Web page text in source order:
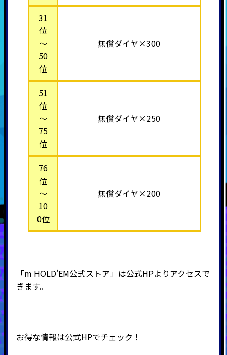
31
位
～
50
位
無償ダイヤ×300
51
位
～
75
位
無償ダイヤ×250
76
位
～
10
0位
無償ダイヤ×200
「m HOLD'EM公式ストア」は公式HPよりアクセスで
きます。
お得な情報は公式HPでチェック！